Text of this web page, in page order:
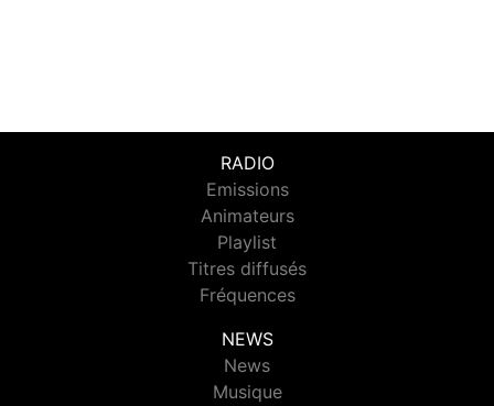
RADIO
Emissions
Animateurs
Playlist
Titres diffusés
Fréquences
NEWS
News
Musique